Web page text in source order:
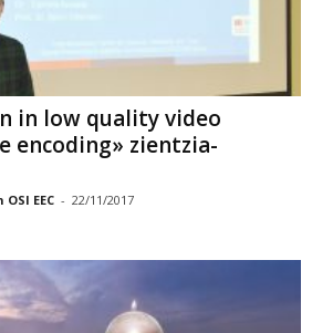
in low quality video
encoding» zientzia-
EEC - 22/11/2017